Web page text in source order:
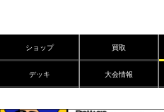
ショップ 買取
デッキ 大会情報